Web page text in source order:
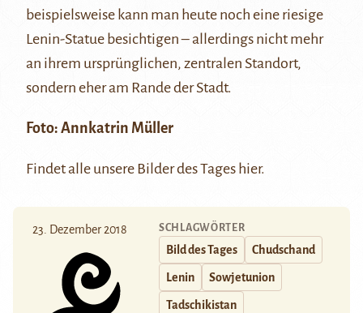
beispielsweise kann man heute noch eine riesige
Lenin-Statue besichtigen – allerdings nicht mehr
an ihrem ursprünglichen, zentralen Standort,
sondern eher am Rande der Stadt.
Foto: Annkatrin Müller
Findet alle unsere Bilder des Tages hier.
23. Dezember 2018 SCHLAGWÖRTER
Bild des Tages Chudschand
Lenin Sowjetunion
Tadschikistan